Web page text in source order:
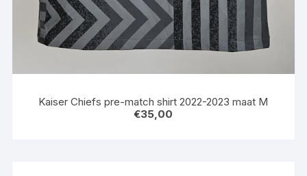
Kaiser Chiefs pre-match shirt 2022-2023 maat M
€35,00